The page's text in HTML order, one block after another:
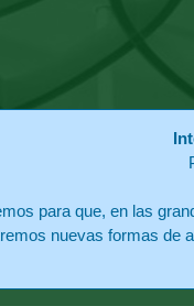
para que, en las
nuevas formas de